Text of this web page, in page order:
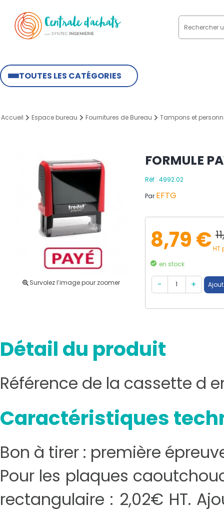
TOUTES LES CATÉGORIES
Accueil Espace bureau Fournitures de Bureau Tampons et
Survolez l’image pour zoomer
FORMULE
Réf : 4992.02
Par EFTG
8,79 €HT
en stock
Détail du produit
Référence de la cassette d
Caractéristiques
Bon à tirer : première
Pour les plaques
rectangulaire : 2,02€ HT.